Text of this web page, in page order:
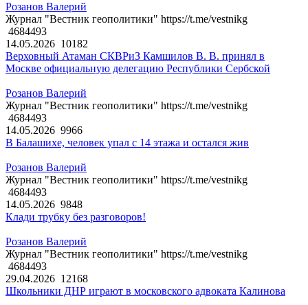
Розанов Валерий
Журнал "Вестник геополитики" https://t.me/vestnikg
4684493
14.05.2026 10182
Верховный Атаман СКВРиЗ Камшилов В. В. принял в
Москве официальную делегацию Республики Сербской
Розанов Валерий
Журнал "Вестник геополитики" https://t.me/vestnikg
4684493
14.05.2026 9966
В Балашихе, человек упал с 14 этажа и остался жив
Розанов Валерий
Журнал "Вестник геополитики" https://t.me/vestnikg
4684493
14.05.2026 9848
Клади трубку без разговоров!
Розанов Валерий
Журнал "Вестник геополитики" https://t.me/vestnikg
4684493
29.04.2026 12168
Школьники ДНР играют в московского адвоката Калинова